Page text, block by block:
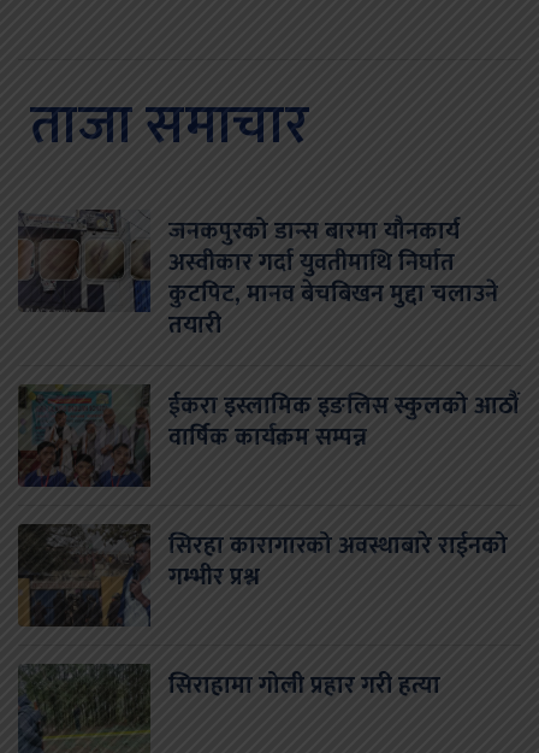
ताजा समाचार
जनकपुरको डान्स बारमा यौनकार्य
अस्वीकार गर्दा युवतीमाथि निर्घात
कुटपिट, मानव बेचबिखन मुद्दा चलाउने
तयारी
ईकरा इस्लामिक इङलिस स्कुलको आठौं
वार्षिक कार्यक्रम सम्पन्न
सिरहा कारागारको अवस्थाबारे राईनको
गम्भीर प्रश्न
सिराहामा गोली प्रहार गरी हत्या